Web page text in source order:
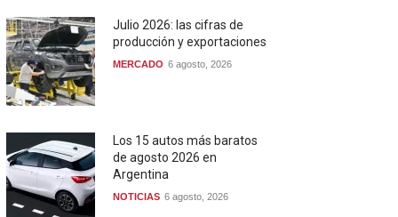
Julio 2026: las cifras de
producción y exportaciones
MERCADO 6 agosto, 2026
Los 15 autos más baratos
de agosto 2026 en
Argentina
NOTICIAS 6 agosto, 2026